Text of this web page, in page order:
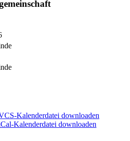
Kalenderdatei downloaden
Kalenderdatei downloaden